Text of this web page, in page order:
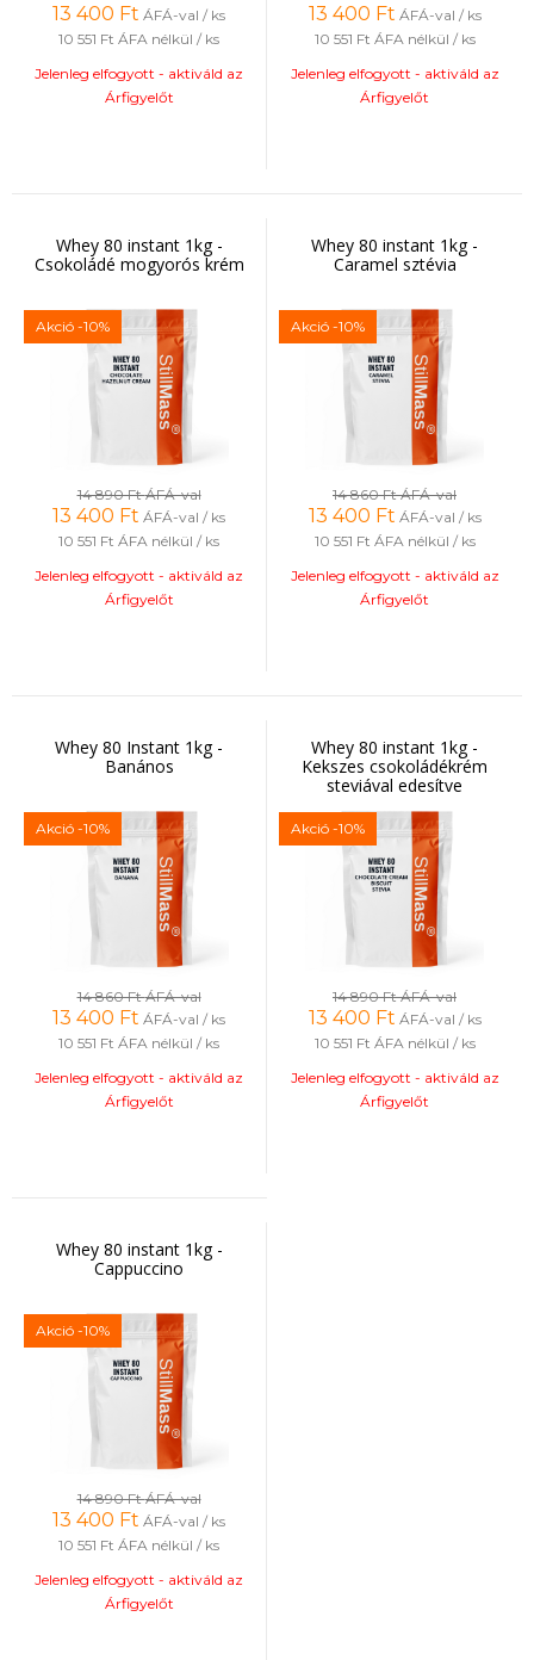
13 400 Ft ÁFÁ-val / ks
10 551 Ft ÁFA nélkül / ks
Jelenleg elfogyott - aktiváld az
Árfigyelőt
13 400 Ft ÁFÁ-val / ks
10 551 Ft ÁFA nélkül / ks
Jelenleg elfogyott - aktiváld az
Árfigyelőt
Whey 80 instant 1kg -
Csokoládé mogyorós krém
Akció -10%
14 890 FtÁFÁ-val
13 400 Ft ÁFÁ-val / ks
10 551 Ft ÁFA nélkül / ks
Jelenleg elfogyott - aktiváld az
Árfigyelőt
Whey 80 instant 1kg -
Caramel sztévia
Akció -10%
14 860 FtÁFÁ-val
13 400 Ft ÁFÁ-val / ks
10 551 Ft ÁFA nélkül / ks
Jelenleg elfogyott - aktiváld az
Árfigyelőt
Whey 80 Instant 1kg -
Banános
Akció -10%
14 860 FtÁFÁ-val
13 400 Ft ÁFÁ-val / ks
10 551 Ft ÁFA nélkül / ks
Jelenleg elfogyott - aktiváld az
Árfigyelőt
Whey 80 instant 1kg -
Kekszes csokoládékrém
steviával edesítve
Akció -10%
14 890 FtÁFÁ-val
13 400 Ft ÁFÁ-val / ks
10 551 Ft ÁFA nélkül / ks
Jelenleg elfogyott - aktiváld az
Árfigyelőt
Whey 80 instant 1kg -
Cappuccino
Akció -10%
14 890 FtÁFÁ-val
13 400 Ft ÁFÁ-val / ks
10 551 Ft ÁFA nélkül / ks
Jelenleg elfogyott - aktiváld az
Árfigyelőt